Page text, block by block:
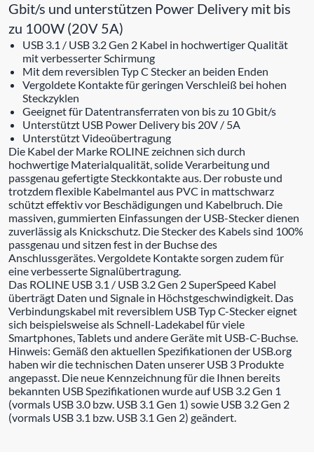
Gbit/s und unterstützen Power Delivery mit bis
zu 100W (20V 5A)
USB 3.1 / USB 3.2 Gen 2 Kabel in hochwertiger Qualität
mit verbesserter Schirmung
Mit dem reversiblen Typ C Stecker an beiden Enden
Vergoldete Kontakte für geringen Verschleiß bei hohen
Steckzyklen
Geeignet für Datentransferraten von bis zu 10 Gbit/s
Unterstützt USB Power Delivery bis 20V / 5A
Unterstützt Videoübertragung
Die Kabel der Marke ROLINE zeichnen sich durch
hochwertige Materialqualität, solide Verarbeitung und
passgenau gefertigte Steckkontakte aus. Der robuste und
trotzdem flexible Kabelmantel aus PVC in mattschwarz
schützt effektiv vor Beschädigungen und Kabelbruch. Die
massiven, gummierten Einfassungen der USB-Stecker dienen
zuverlässig als Knickschutz. Die Stecker des Kabels sind 100%
passgenau und sitzen fest in der Buchse des
Anschlussgerätes. Vergoldete Kontakte sorgen zudem für
eine verbesserte Signalübertragung.
Das ROLINE USB 3.1 / USB 3.2 Gen 2 SuperSpeed Kabel
überträgt Daten und Signale in Höchstgeschwindigkeit. Das
Verbindungskabel mit reversiblem USB Typ C-Stecker eignet
sich beispielsweise als Schnell-Ladekabel für viele
Smartphones, Tablets und andere Geräte mit USB-C-Buchse.
Hinweis: Gemäß den aktuellen Spezifikationen der USB.org
haben wir die technischen Daten unserer USB 3 Produkte
angepasst. Die neue Kennzeichnung für die Ihnen bereits
bekannten USB Spezifikationen wurde auf USB 3.2 Gen 1
(vormals USB 3.0 bzw. USB 3.1 Gen 1) sowie USB 3.2 Gen 2
(vormals USB 3.1 bzw. USB 3.1 Gen 2) geändert.